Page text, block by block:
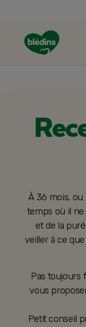
RECETTES
À 36 mois,
temps où il
et de la
veiller à ce
Pas toujours
vous
Petit conseil